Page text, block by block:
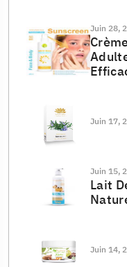
Juin 28,
Juin 17,
Juin 15,
Lait
Juin 14,